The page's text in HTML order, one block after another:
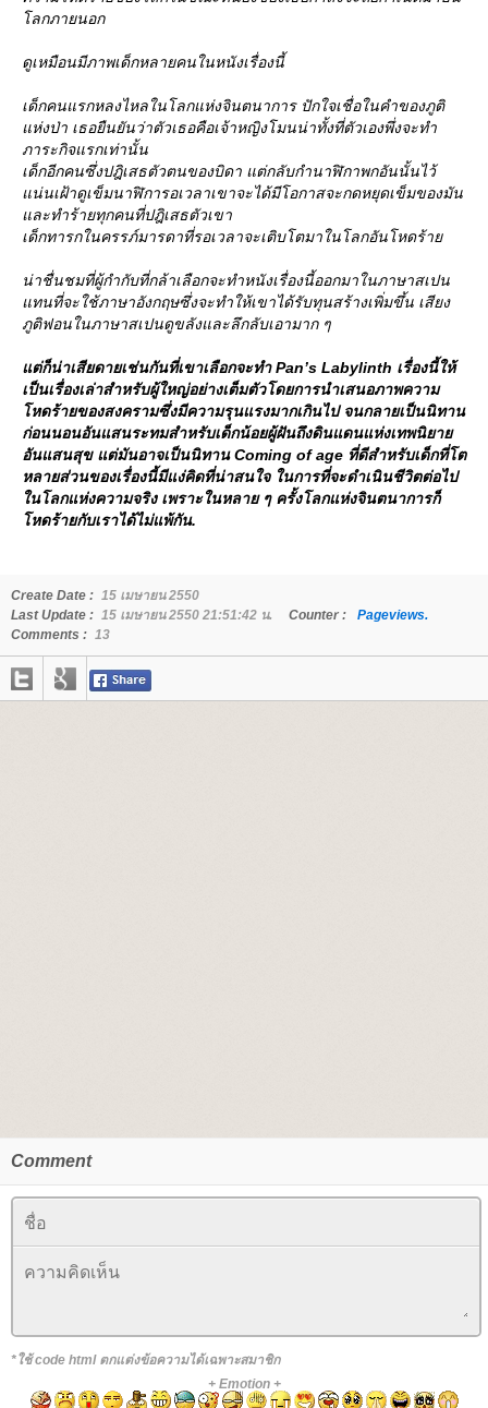
ลกภายนอก
ดูเหมือนมีภาพเด็กหลายคนในหนังเรื่องนี้
เด็กคนแรกหลงไหลในโลกแห่งจินตนาการ ปักใจเชื่อในคำของภูติ
ห่งป่า เธอยืนยันว่าตัวเธอคือเจ้าหญิงโมนน่าทั้งที่ตัวเองพึ่งจะทำ
ภาระกิจแรกเท่านั้น
เด็กอีกคนซึ่งปฎิเสธตัวตนของบิดา แต่กลับกำนาฬิกาพกอันนั้นไว้
น่นเฝ้าดูเข็มนาฬิการอเวลาเขาจะได้มีโอกาสจะกดหยุดเข็มของมัน
ละทำร้ายทุกคนที่ปฎิเสธตัวเขา
เด็กทารกในครรภ์มารดาที่รอเวลาจะเติบโตมาในโลกอันโหดร้า
น่าชื่นชมที่ผู้กำกับที่กล้าเลือกจะทำหนังเรื่องนี้ออกมาในภาษาสเปน
ทนที่จะใช้ภาษาอังกฤษซึ่งจะทำให้เขาได้รับทุนสร้างเพิ่มขึ้น เสียง
ภูติฟอนในภาษาสเปนดูขลังและลึกลับเอามาก ๆ
ต่ก็น่าเสียดายเช่นกันที่เขาเลือกจะทำ Pan’s Labylinth เรื่องนี้ให้
เป็นเรื่องเล่าสำหรับผู้ใหญ่อย่างเต็มตัวโดยการนำเสนอภาพความ
หดร้ายของสงครามซึ่งมีความรุนแรงมากเกินไป จนกลายเป็นนิทาน
ก่อนนอนอันแสนระทมสำหรับเด็กน้อยผู้ฝันถึงดินแดนแห่งเทพนิยา
อันแสนสุข แต่มันอาจเป็นนิทาน Coming of age ที่ดีสำหรับเด็กที่โต
หลายส่วนของเรื่องนี้มีแง่คิดที่น่าสนใจ ในการที่จะดำเนินชีวิตต่อไป
นโลกแห่งความจริง เพราะในหลาย ๆ ครั้งโลกแห่งจินตนาการก็
หดร้ายกับเราได้ไม่แพ้กัน.
Create Date : 15 เมษายน 2550
Last Update : 15 เมษายน 2550 21:51:42 น. Counter :
Pageviews.
Comments : 13
Comment
*ใช้ code html ตกแต่งข้อความได้เฉพาะสมาชิก
+ Emotion+